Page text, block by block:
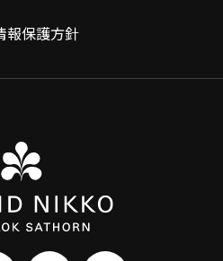
報保護方針